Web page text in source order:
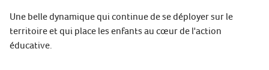
Une belle dynamique qui continue de se déployer sur le
territoire et qui place les enfants au cœur de l'action
éducative.